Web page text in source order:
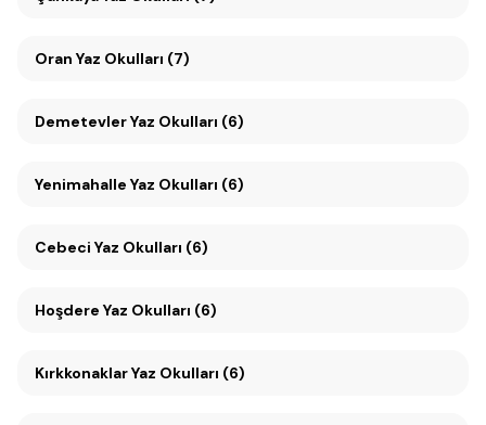
Oran Yaz Okulları (7)
Demetevler Yaz Okulları (6)
Yenimahalle Yaz Okulları (6)
Cebeci Yaz Okulları (6)
Hoşdere Yaz Okulları (6)
Kırkkonaklar Yaz Okulları (6)